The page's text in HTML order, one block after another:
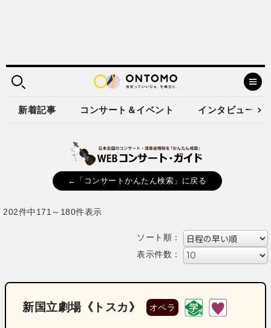
新着記事 コンサート＆イベント インタビュー
←「コンサートかんたん検索」に戻る
202件中171～180件表示
ソート順：
表示件数：
新国立劇場《トスカ》 オペラ